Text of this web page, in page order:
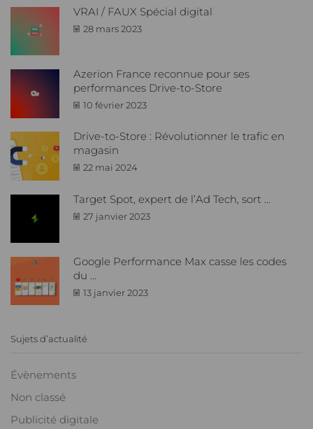
VRAI / FAUX Spécial digital
28 mars 2023
Azerion France reconnue pour ses
performances Drive-to-Store
10 février 2023
Drive-to-Store : Révolutionner le trafic en
magasin
22 mai 2024
Target Spot, expert de l’Ad Tech, sort ...
27 janvier 2023
Google Performance Max casse les codes
du ...
13 janvier 2023
Sujets d’actualité
Évènements
Non classé
Publicité digitale